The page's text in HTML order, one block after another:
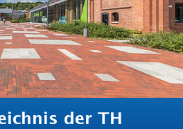
Webmail Moodle
English
der TH